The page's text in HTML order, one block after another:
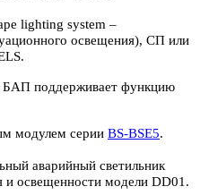
lighting system –
освещения), СП или
поддерживает функцию
модулем серии BS-BSE5.
аварийный светильник
и освещенности модели DD01.